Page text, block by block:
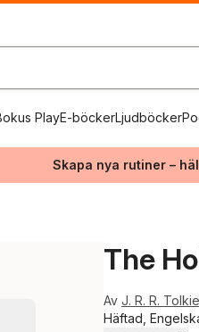
PlayE-böckerLjudböcker
Skapa nya rutiner –
The
Av J. R. R.
Häftad,